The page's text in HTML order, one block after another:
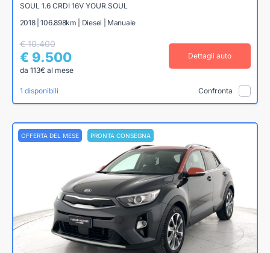
SOUL 1.6 CRDI 16V YOUR SOUL
2018 | 106.898km | Diesel | Manuale
€ 10.400
€ 9.500
da 113€ al mese
Dettagli auto
1 disponibili Confronta
OFFERTA DEL MESE PRONTA CONSEGNA